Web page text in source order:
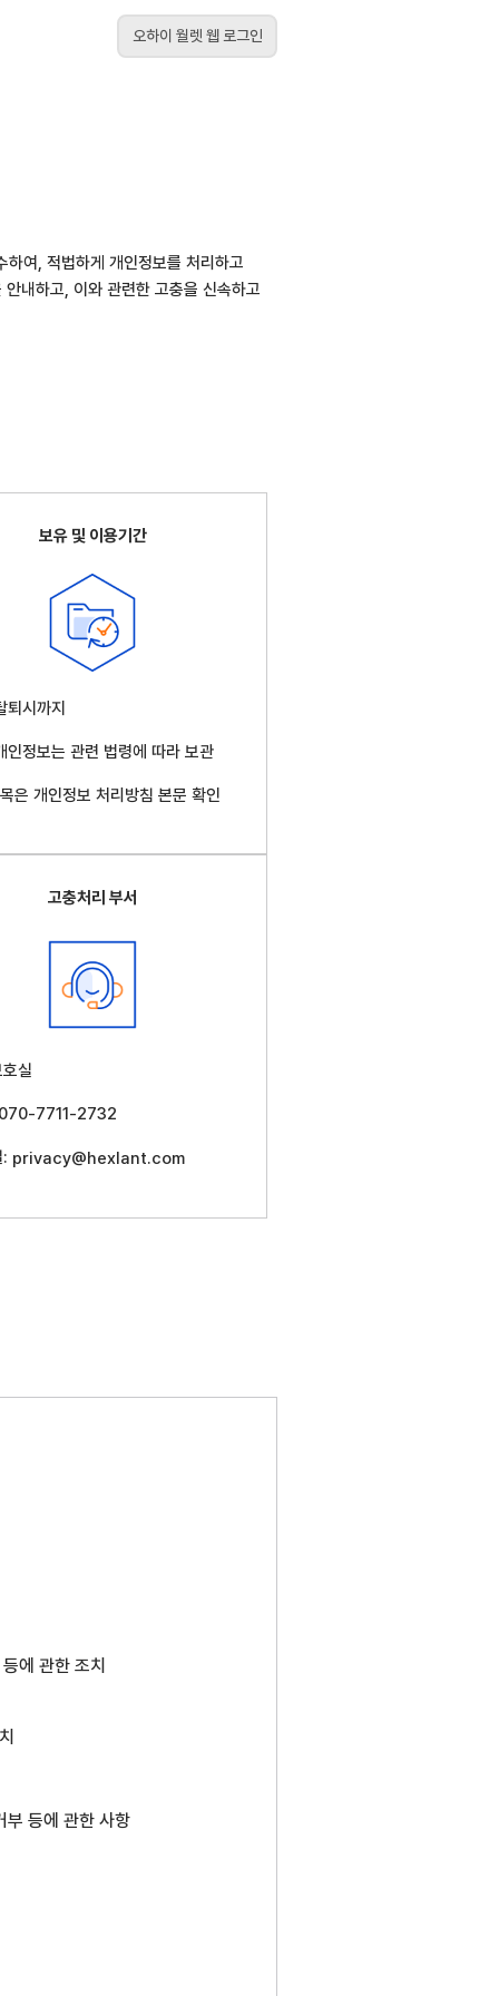
오하이 월렛 웹 로그인
하여, 적법하게 개인정보를 처리하고
안내하고, 이와 관련한 고충을 신속하고
보유 및 이용기간
시까지
인정보는 관련 법령에 따라 보관
은 개인정보 처리방침 본문 확인
고충처리 부서
실
7711-2732
privacy@hexlant.com
에 관한 조치
부 등에 관한 사항